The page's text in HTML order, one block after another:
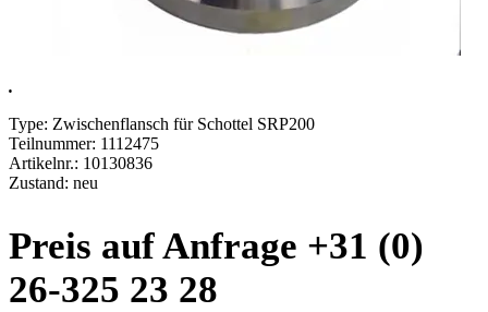
.
Type: Zwischenflansch für Schottel SRP200
Teilnummer: 1112475
Artikelnr.: 10130836
Zustand: neu
Preis auf Anfrage +31 (0)
26-325 23 28